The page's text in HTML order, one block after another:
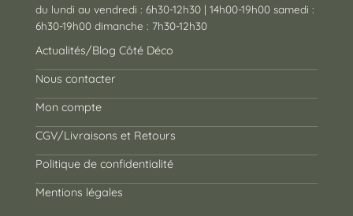
du lundi au vendredi : 6h30-12h30 | 14h00-19h00 samedi :
6h30-19h00 dimanche : 7h30-12h30
Actualités/Blog Côté Déco
Nous contacter
Mon compte
CGV/Livraisons et Retours
Politique de confidentialité
Mentions légales